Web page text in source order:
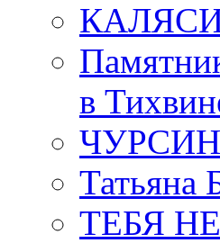
в
Татьяна
ТЕБЯ